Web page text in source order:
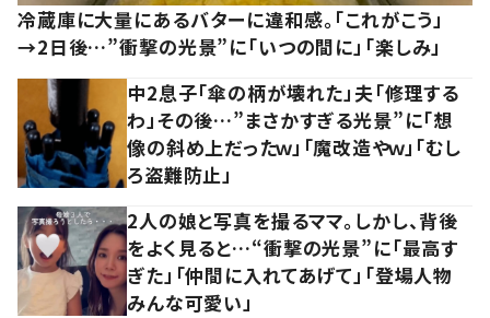
冷蔵庫に大量にあるバターに違和感。「これがこう」
→2日後…”衝撃の光景”に「いつの間に」「楽しみ」
中2息子「傘の柄が壊れた」夫「修理する
わ」その後…”まさかすぎる光景”に「想
像の斜め上だったｗ」「魔改造やｗ」「むし
ろ盗難防止」
2人の娘と写真を撮るママ。しかし、背後
をよく見ると…“衝撃の光景”に「最高す
ぎた」「仲間に入れてあげて」「登場人物
みんな可愛い」